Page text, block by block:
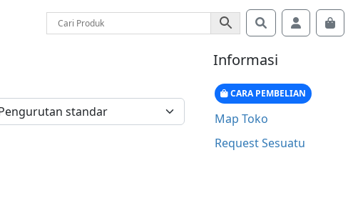
SearchAccount
Informasi
CARA PEMBELIAN
Map Toko
Request Sesuatu